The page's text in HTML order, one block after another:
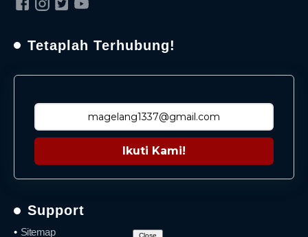
Tetaplah Terhubung!
Ikuti Kami!
Support
Sitemap Close